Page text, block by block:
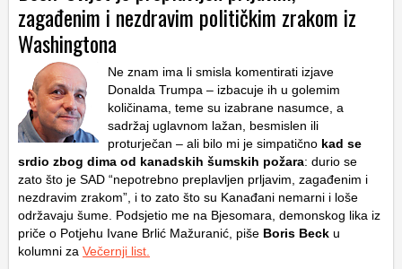
zagađenim i nezdravim političkim zrakom iz
Washingtona
Ne znam ima li smisla komentirati izjave
Donalda Trumpa – izbacuje ih u golemim
količinama, teme su izabrane nasumce, a
sadržaj uglavnom lažan, besmislen ili
proturječan – ali bilo mi je simpatično kad se
srdio zbog dima od kanadskih šumskih požara: durio se
zato što je SAD “nepotrebno preplavljen prljavim, zagađenim i
nezdravim zrakom”, i to zato što su Kanađani nemarni i loše
održavaju šume. Podsjetio me na Bjesomara, demonskog lika iz
priče o Potjehu Ivane Brlić Mažuranić, piše Boris Beck u
kolumni za Večernji list.